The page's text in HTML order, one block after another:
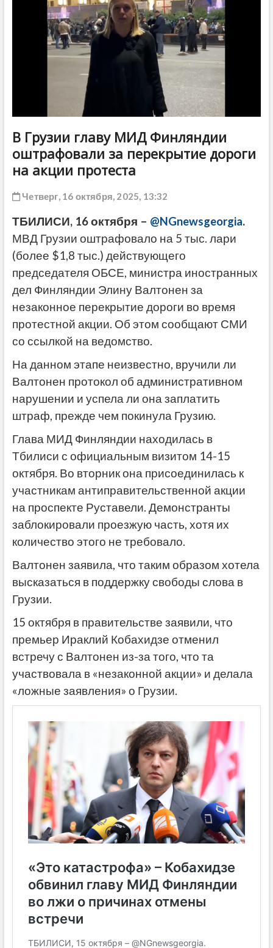
В Грузии главу МИД Финляндии
оштрафовали за перекрытие дороги
на акции протеста
Четверг, 16 октября, 2025, 13:32
ТБИЛИСИ, 16 октября – @NGnewsgeorgia.
МВД Грузии оштрафовало на 5 тыс. лари
(более $1,8 тыс.) действующего
председателя ОБСЕ, министра иностранных
дел Финляндии Элину Валтонен за
незаконное перекрытие дороги во время
протестной акции. Об этом сообщают СМИ
со ссылкой на ведомство.
На данном этапе неизвестно, вручили ли
Валтонен протокол об административном
нарушении и успела ли она заплатить
штраф, прежде чем покинула Грузию.
Глава МИД Финляндии находилась в
Тбилиси с официальным визитом 14-15
октября. Во вторник она присоединилась к
участникам антиправительственной акции
на проспекте Руставели. Демонстранты
заблокировали проезжую часть, хотя их
количество этого не требовало.
Валтонен заявила, что таким образом хотела
высказаться в поддержку свободы слова в
Грузии.
15 октября в правительстве заявили, что
премьер Ираклий Кобахидзе отменил
встречу с Валтонен из-за того, что та
участвовала в «незаконной акции» и делала
«ложные заявления» о Грузии.